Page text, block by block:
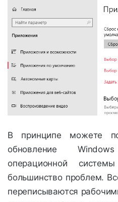
В принципе можете
обновление
операционной
большинство проблем.
переписываются